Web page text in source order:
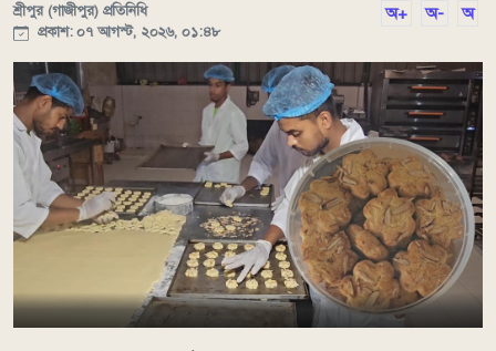
শ্রীপুর (গাজীপুর) প্রতিনিধি
প্রকাশ: ০৭ আগস্ট, ২০২৬, ০১:৪৮
অ+ অ- অ